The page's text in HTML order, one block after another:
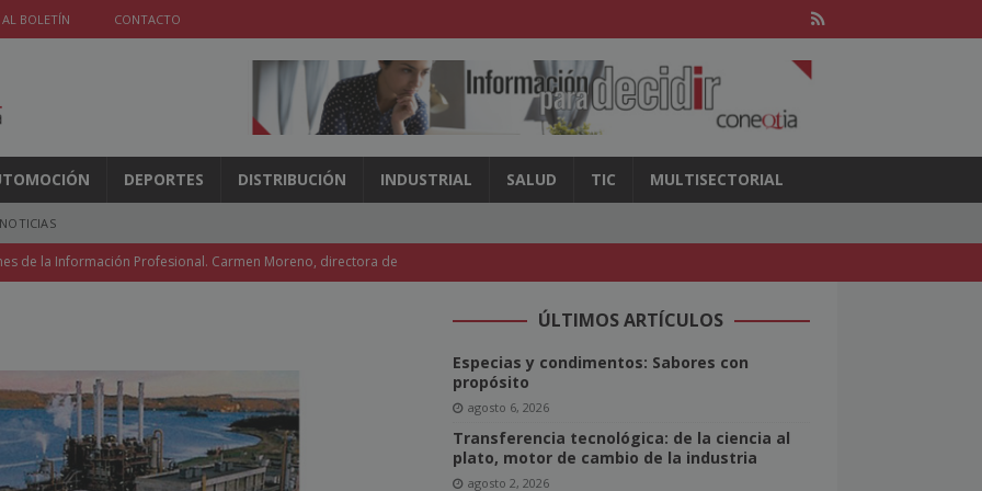
AL BOLETÍN CONTACTO
DEPORTES DISTRIBUCIÓN INDUSTRIAL SALUD TIC MULTISECTORIAL
NOTICIAS
de la Información Profesional. Carmen Moreno, directora de
de la FIPP vuelve a Madrid y Coneqtia invita a un representante
3,6% en mayo, pero las revistas caen un 5,8%
acceso a la IA en las aulas
NOTICIAS
recuperan protagonismo para los medios
ÚLTIMOS ARTÍCULOS
Especias y condimentos: Sabores con
propósito
agosto 6, 2026
Transferencia tecnológica: de la ciencia al
plato, motor de cambio de la industria
agosto 2, 2026